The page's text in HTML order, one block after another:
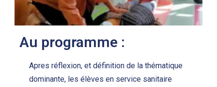
Au programme :
Apres réflexion, et définition de la thématique
dominante, les élèves en service sanitaire